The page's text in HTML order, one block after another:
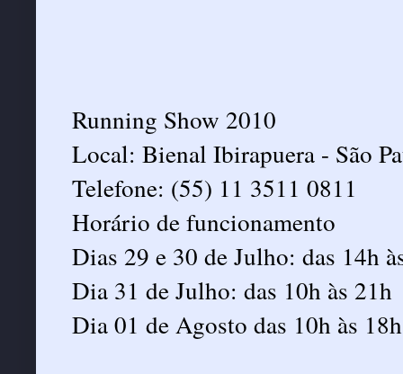
Running Show 2010
Local: Bienal Ibirapuera - São
Telefone: (55) 11 3511 0811
Horário de funcionamento
Dias 29 e 30 de Julho: das 14h
Dia 31 de Julho: das 10h às 21h
Dia 01 de Agosto das 10h às 18h